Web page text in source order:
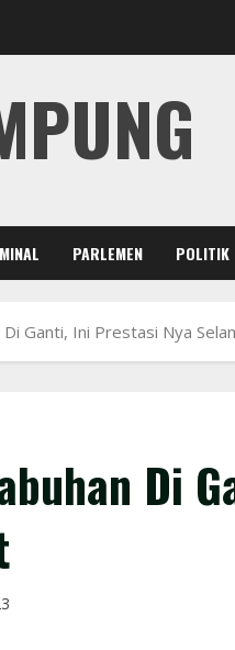
PARLEMEN POLITIK
Di Ganti, Ini Prestasi Nya
Di